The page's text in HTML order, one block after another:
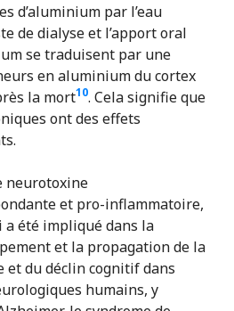
d’aluminium par l’eau
de dialyse et l’apport oral
se traduisent par une
en aluminium du cortex
la mort10. Cela signifie que
ont des effets
neurotoxine
et pro-inflammatoire,
été impliqué dans la
et la propagation de la
et du déclin cognitif dans
humains, y